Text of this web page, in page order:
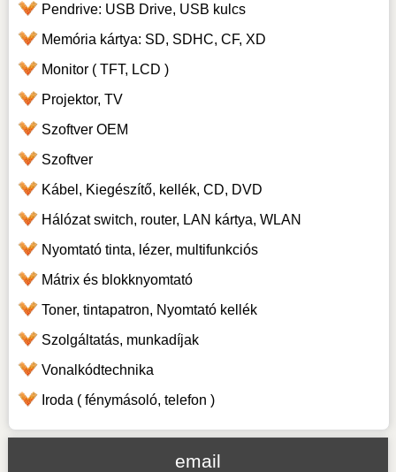
Pendrive: USB Drive, USB kulcs
Memória kártya: SD, SDHC, CF, XD
Monitor ( TFT, LCD )
Projektor, TV
Szoftver OEM
Szoftver
Kábel, Kiegészítő, kellék, CD, DVD
Hálózat switch, router, LAN kártya, WLAN
Nyomtató tinta, lézer, multifunkciós
Mátrix és blokknyomtató
Toner, tintapatron, Nyomtató kellék
Szolgáltatás, munkadíjak
Vonalkódtechnika
Iroda ( fénymásoló, telefon )
email